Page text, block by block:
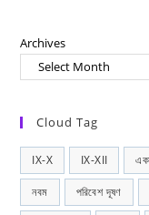
Archives
Cloud Tag
IX-X IX-XII
নবম পরিবেশ দূষণ